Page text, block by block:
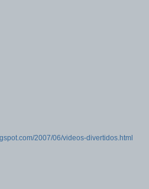
2007/06/videos-divertidos.html